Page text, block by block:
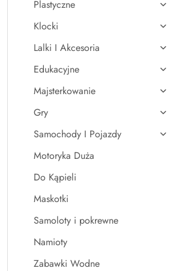
Plastyczne
Klocki
Lalki I Akcesoria
Edukacyjne
Majsterkowanie
Gry
Samochody I Pojazdy
Motoryka Duża
Do Kąpieli
Maskotki
Samoloty i pokrewne
Namioty
Zabawki Wodne